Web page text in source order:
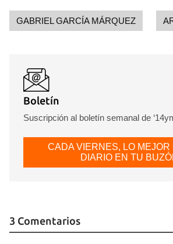
INICIAR SESIÓN
GABRIEL GARCÍA MÁRQUEZ
Boletín
Suscripción al boletín semanal de
CADA VIERNES, LO MEJOR
DIARIO EN TU
3 Comentarios